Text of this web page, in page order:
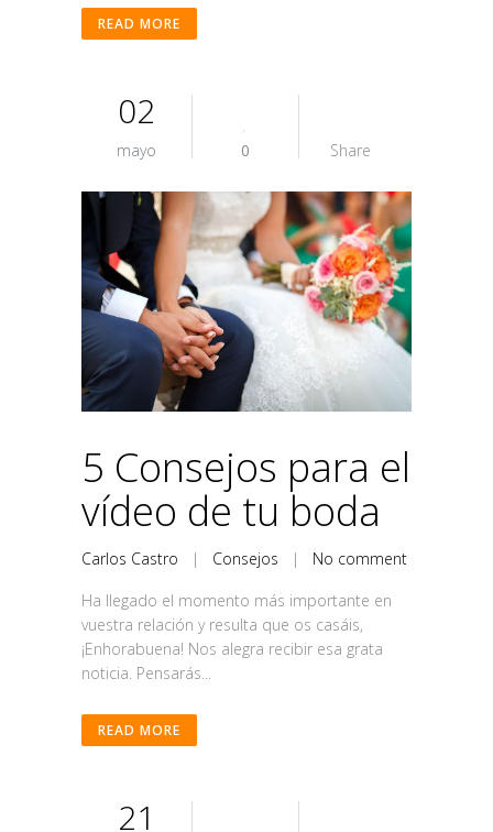
READ MORE
02
mayo 0 Share
5 Consejos para el
vídeo de tu boda
Carlos Castro | Consejos | No comment
Ha llegado el momento más importante en
vuestra relación y resulta que os casáis,
¡Enhorabuena! Nos alegra recibir esa grata
noticia. Pensarás...
READ MORE
21